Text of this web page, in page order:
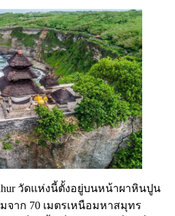
วัดแห่งนี้ตั้งอยู่บนหน้าผาหินปูน
าก 70 เมตรเหนือมหาสมุทร